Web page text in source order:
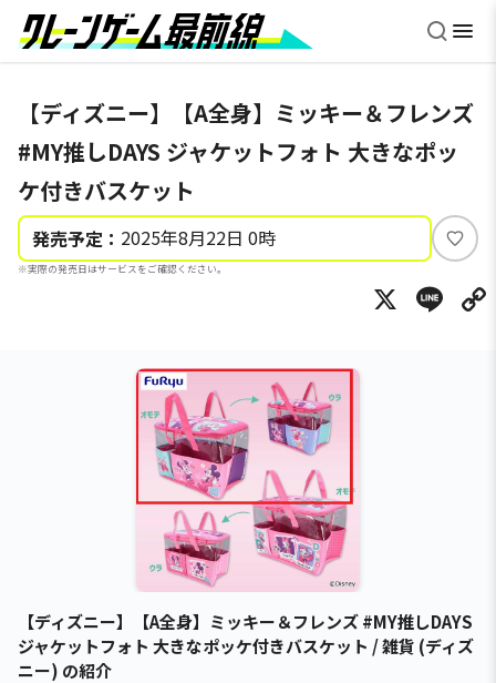
【ディズニー】【A全身】ミッキー＆フレンズ
#MY推しDAYS ジャケットフォト 大きなポッ
ケ付きバスケット
発売予定： 2025年8月22日 0時
※実際の発売日はサービスをご確認ください。
い
ね
X
【ディズニー】【A全身】ミッキー＆フレンズ #MY推しDAYS
ジャケットフォト 大きなポッケ付きバスケット / 雑貨 (ディズ
ニー) の紹介